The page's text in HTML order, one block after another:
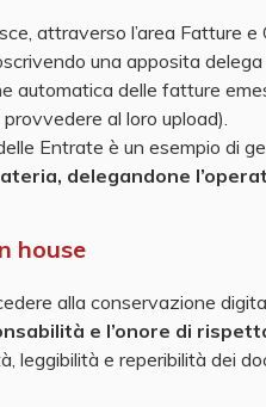
attraverso l’area Fatture
una apposita
automatica delle fatture
al loro upload).
Entrate è un esempio di
delegandone
house
alla conservazione
e l’onore di
leggibilità e reperibilità dei